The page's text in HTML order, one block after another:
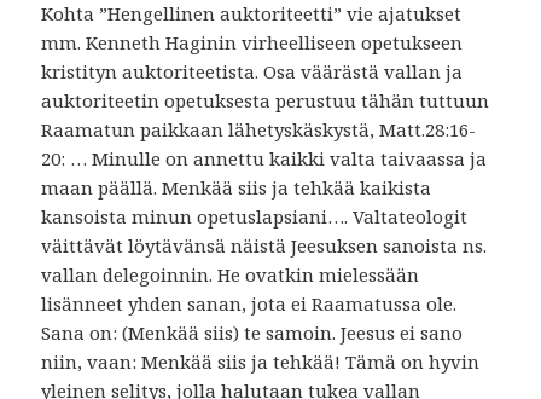
Kohta ”Hengellinen auktoriteetti” vie ajatukset
mm. Kenneth Haginin virheelliseen opetukseen
kristityn auktoriteetista. Osa väärästä vallan ja
auktoriteetin opetuksesta perustuu tähän tuttuun
Raamatun paikkaan lähetyskäskystä, Matt.28:16-
20: … Minulle on annettu kaikki valta taivaassa ja
maan päällä. Menkää siis ja tehkää kaikista
kansoista minun opetuslapsiani…. Valtateologit
väittävät löytävänsä näistä Jeesuksen sanoista ns.
vallan delegoinnin. He ovatkin mielessään
lisänneet yhden sanan, jota ei Raamatussa ole.
Sana on: (Menkää siis) te samoin. Jeesus ei sano
niin, vaan: Menkää siis ja tehkää! Tämä on hyvin
yleinen selitys, jolla halutaan tukea vallan